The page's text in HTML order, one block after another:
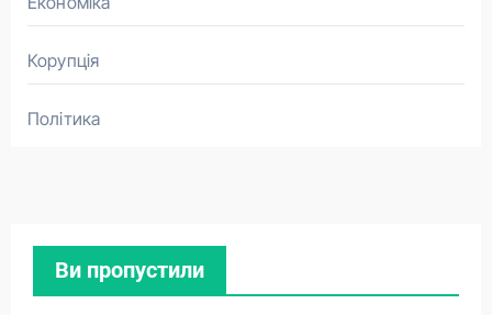
Корупція
Політика
Ви пропустили